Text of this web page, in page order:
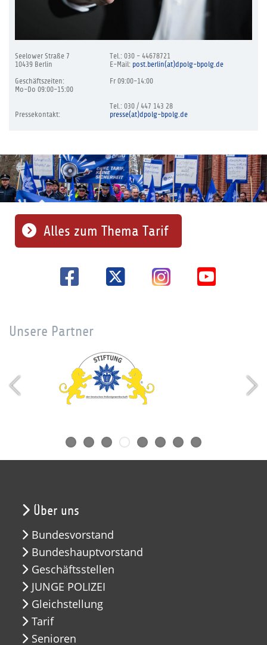
Seelower Straße 7
10439 Berlin
Geschäftszeiten:
Mo-Do 09:00-15:00
Pressekontakt:
Tel.: 030 - 44678721
E-Mail: post.berlin(at)dpolg-bpolg.de
Fr 09:00-14:00
Tel.: 030 / 447 143 28
presse(at)dpolg-bpolg.de
Alles zum Thema Tarif
Unsere Partner
Über uns
Bundesvorstand
Bundeshauptvorstand
Geschäftsstellen
JUNGE POLIZEI
Gleichstellung
Tarif
Senioren